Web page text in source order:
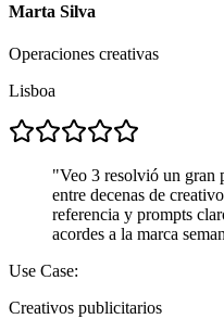
Marta Silva
Operaciones creativas
Lisboa
"Veo 3 resolvió un gran
entre decenas de
referencia y prompts
acordes a la marca
Use Case:
Creativos publicitarios